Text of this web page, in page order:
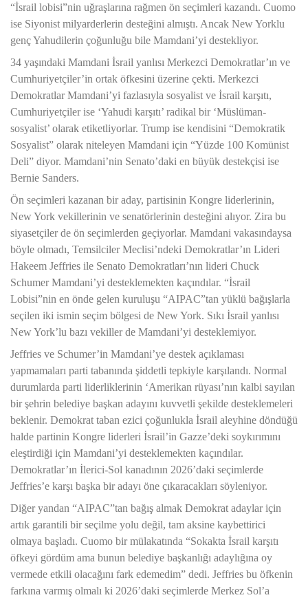
“İsrail lobisi”nin uğraşlarına rağmen ön seçimleri kazandı. Cuomo
ise Siyonist milyarderlerin desteğini almıştı. Ancak New Yorklu
genç Yahudilerin çoğunluğu bile Mamdani’yi destekliyor.
34 yaşındaki Mamdani İsrail yanlısı Merkezci Demokratlar’ın ve
Cumhuriyetçiler’in ortak öfkesini üzerine çekti. Merkezci
Demokratlar Mamdani’yi fazlasıyla sosyalist ve İsrail karşıtı,
Cumhuriyetçiler ise ‘Yahudi karşıtı’ radikal bir ‘Müslüman-
sosyalist’ olarak etiketliyorlar. Trump ise kendisini “Demokratik
Sosyalist” olarak niteleyen Mamdani için “Yüzde 100 Komünist
Deli” diyor. Mamdani’nin Senato’daki en büyük destekçisi ise
Bernie Sanders.
Ön seçimleri kazanan bir aday, partisinin Kongre liderlerinin,
New York vekillerinin ve senatörlerinin desteğini alıyor. Zira bu
siyasetçiler de ön seçimlerden geçiyorlar. Mamdani vakasındaysa
böyle olmadı, Temsilciler Meclisi’ndeki Demokratlar’ın Lideri
Hakeem Jeffries ile Senato Demokratları’nın lideri Chuck
Schumer Mamdani’yi desteklemekten kaçındılar. “İsrail
Lobisi”nin en önde gelen kuruluşu “AIPAC”tan yüklü bağışlarla
seçilen iki ismin seçim bölgesi de New York. Sıkı İsrail yanlısı
New York’lu bazı vekiller de Mamdani’yi desteklemiyor.
Jeffries ve Schumer’in Mamdani’ye destek açıklaması
yapmamaları parti tabanında şiddetli tepkiyle karşılandı. Normal
durumlarda parti liderliklerinin ‘Amerikan rüyası’nın kalbi sayılan
bir şehrin belediye başkan adayını kuvvetli şekilde desteklemeleri
beklenir. Demokrat taban ezici çoğunlukla İsrail aleyhine döndüğü
halde partinin Kongre liderleri İsrail’in Gazze’deki soykırımını
eleştirdiği için Mamdani’yi desteklemekten kaçındılar.
Demokratlar’ın İlerici-Sol kanadının 2026’daki seçimlerde
Jeffries’e karşı başka bir adayı öne çıkaracakları söyleniyor.
Diğer yandan “AIPAC”tan bağış almak Demokrat adaylar için
artık garantili bir seçilme yolu değil, tam aksine kaybettirici
olmaya başladı. Cuomo bir mülakatında “Sokakta İsrail karşıtı
öfkeyi gördüm ama bunun belediye başkanlığı adaylığına oy
vermede etkili olacağını fark edemedim” dedi. Jeffries bu öfkenin
farkına varmış olmalı ki 2026’daki seçimlerde Merkez Sol’a